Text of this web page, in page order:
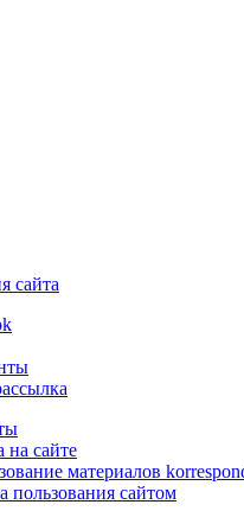
сайта
на сайте
материалов
пользования сайтом